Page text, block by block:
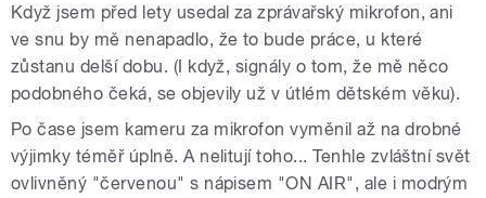
Když jsem před lety usedal za zprávařský mikrofon, ani
ve snu by mě nenapadlo, že to bude práce, u které
zůstanu delší dobu. (I když, signály o tom, že mě něco
podobného čeká, se objevily už v útlém dětském věku).
Po čase jsem kameru za mikrofon vyměnil až na drobné
výjimky téměř úplně. A nelitují toho... Tenhle zvláštní svět
ovlivněný "červenou" s nápisem "ON AIR", ale i modrým